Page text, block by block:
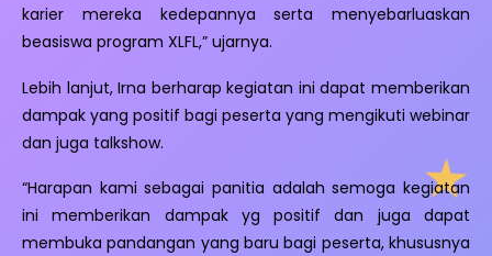
karier mereka kedepannya serta menyebarluaskan
beasiswa program XLFL,” ujarnya.
Lebih lanjut, Irna berharap kegiatan ini dapat memberikan
dampak yang positif bagi peserta yang mengikuti webinar
dan juga talkshow.
“Harapan kami sebagai panitia adalah semoga kegiatan
ini memberikan dampak yg positif dan juga dapat
membuka pandangan yang baru bagi peserta, khususnya